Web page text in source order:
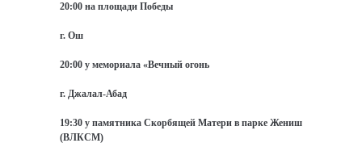
20:00 на площади Победы
г. Ош
20:00 у мемориала «Вечный огонь
г. Джалал-Абад
19:30 у памятника Скорбящей Матери в парке Жениш
(ВЛКСМ)